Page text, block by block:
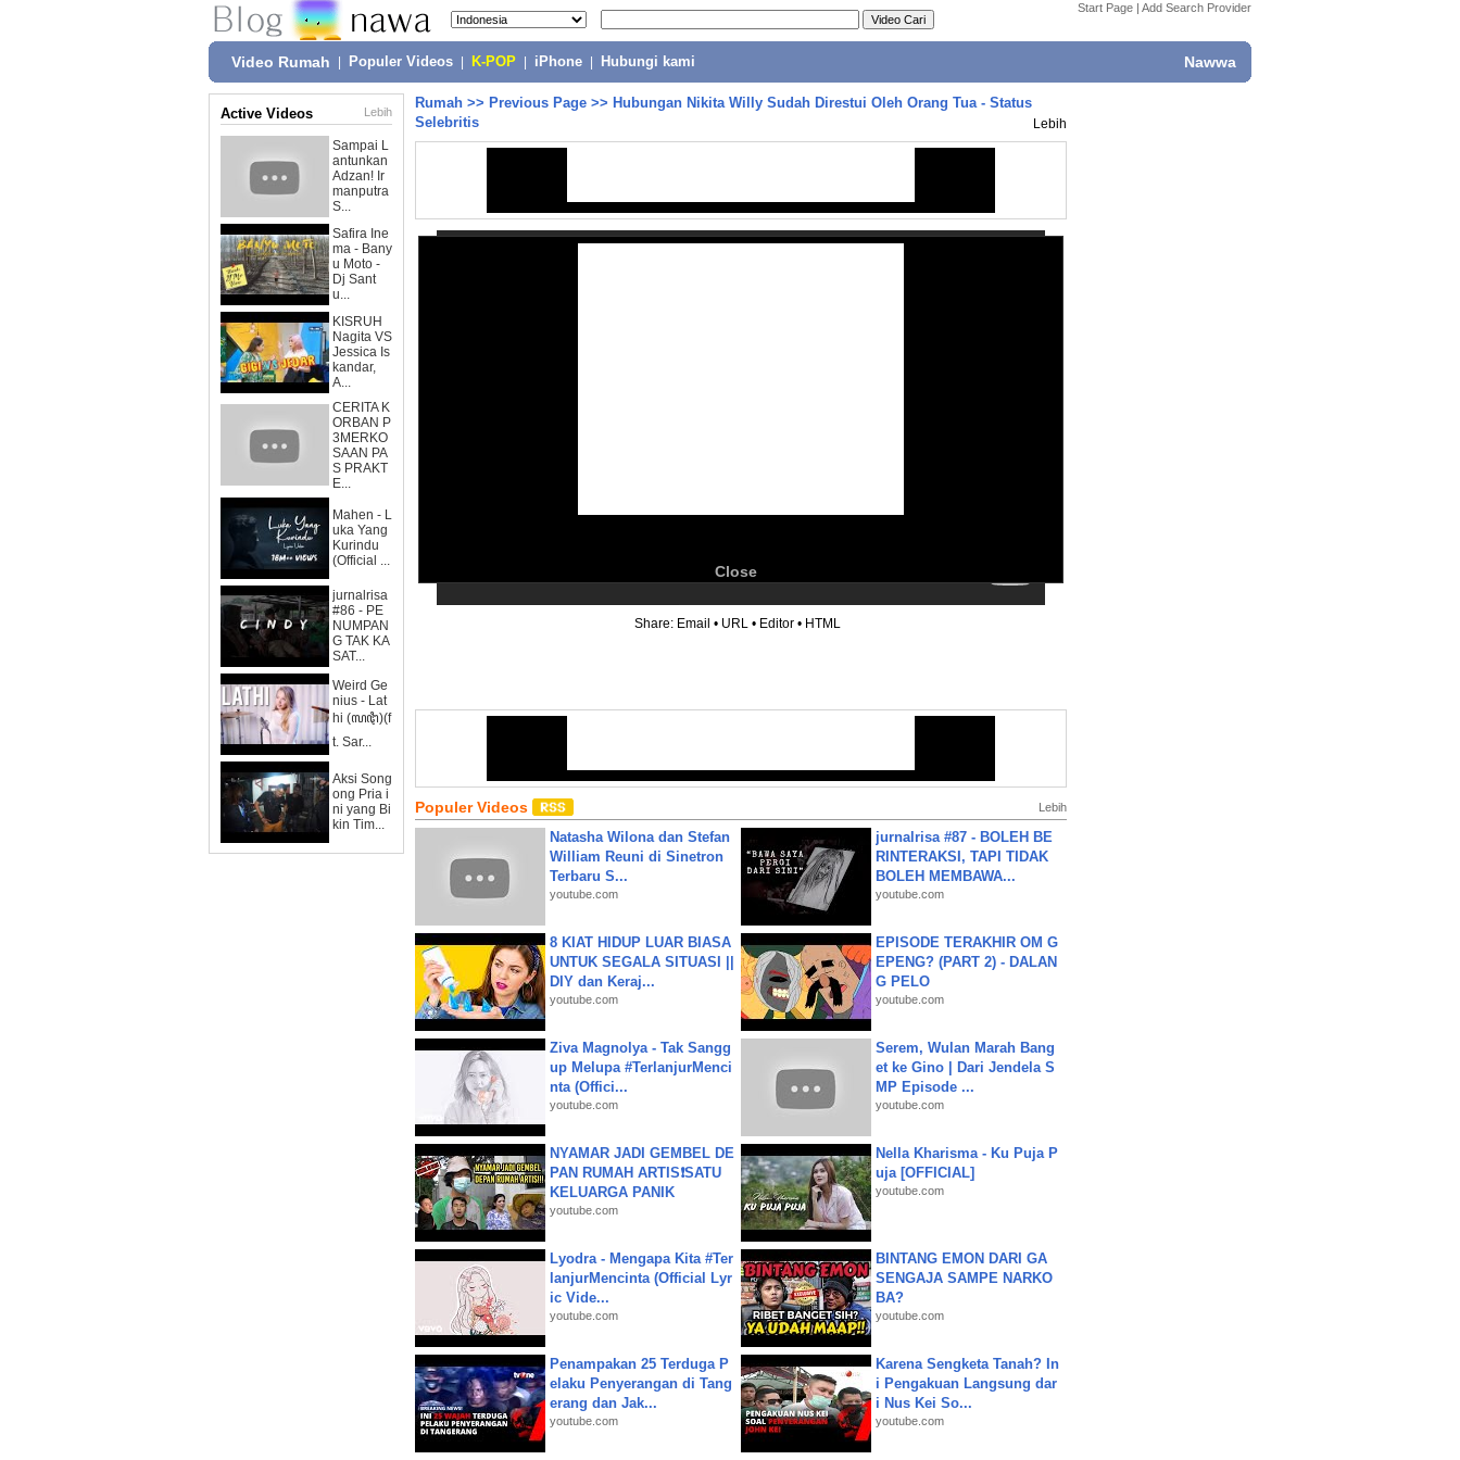
Start Page | Add Search Provider
Video Rumah Populer Videos K-POP iPhone Hubungi kami Nawwa
Active Videos Lebih
Sampai L
antunkan
Adzan! Ir
manputra
S...
Safira Ine
ma - Bany
u Moto -
Dj Sant
u...
KISRUH
Nagita VS
Jessica Is
kandar,
A...
CERITA K
ORBAN P
3MERKO
SAAN PA
S PRAKT
E...
Mahen - L
uka Yang
Kurindu
(Official ...
jurnalrisa
#86 - PE
NUMPAN
G TAK KA
SAT...
Weird Ge
nius - Lat
hi (ꦭꦛꦶ)(f
t. Sar...
Aksi Song
ong Pria i
ni yang Bi
kin Tim...
Rumah >> Previous Page >> Hubungan Nikita Willy Sudah Direstui Oleh Orang Tua - Status
Selebritis
Lebih
Close
Share: Email • URL • Editor • HTML
Populer Videos Lebih
Natasha Wilona dan Stefan
William Reuni di Sinetron
Terbaru S...
youtube.com
jurnalrisa #87 - BOLEH BE
RINTERAKSI, TAPI TIDAK
BOLEH MEMBAWA...
youtube.com
8 KIAT HIDUP LUAR BIASA
UNTUK SEGALA SITUASI ||
DIY dan Keraj...
youtube.com
EPISODE TERAKHIR OM G
EPENG? (PART 2) - DALAN
G PELO
youtube.com
Ziva Magnolya - Tak Sangg
up Melupa #TerlanjurMenci
nta (Offici...
youtube.com
Serem, Wulan Marah Bang
et ke Gino | Dari Jendela S
MP Episode ...
youtube.com
NYAMAR JADI GEMBEL DE
PAN RUMAH ARTIS❗SATU
KELUARGA PANIK
youtube.com
Nella Kharisma - Ku Puja P
uja [OFFICIAL]
youtube.com
Lyodra - Mengapa Kita #Ter
lanjurMencinta (Official Lyr
ic Vide...
youtube.com
BINTANG EMON DARI GA
SENGAJA SAMPE NARKO
BA?
youtube.com
Penampakan 25 Terduga P
elaku Penyerangan di Tang
erang dan Jak...
youtube.com
Karena Sengketa Tanah? In
i Pengakuan Langsung dar
i Nus Kei So...
youtube.com